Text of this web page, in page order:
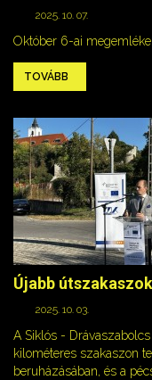
2025. 10. 07.
Október 6-ai
TOVÁBB
Újabb
2025. 10. 03.
A Siklós -
kilométeres szakaszon
beruházásában, és a